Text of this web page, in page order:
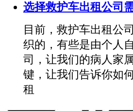
选择救护车出租公司
目前，救护车出租公
织的，有些是由个人
司，让我们的病人家
键，让我们告诉你如
租